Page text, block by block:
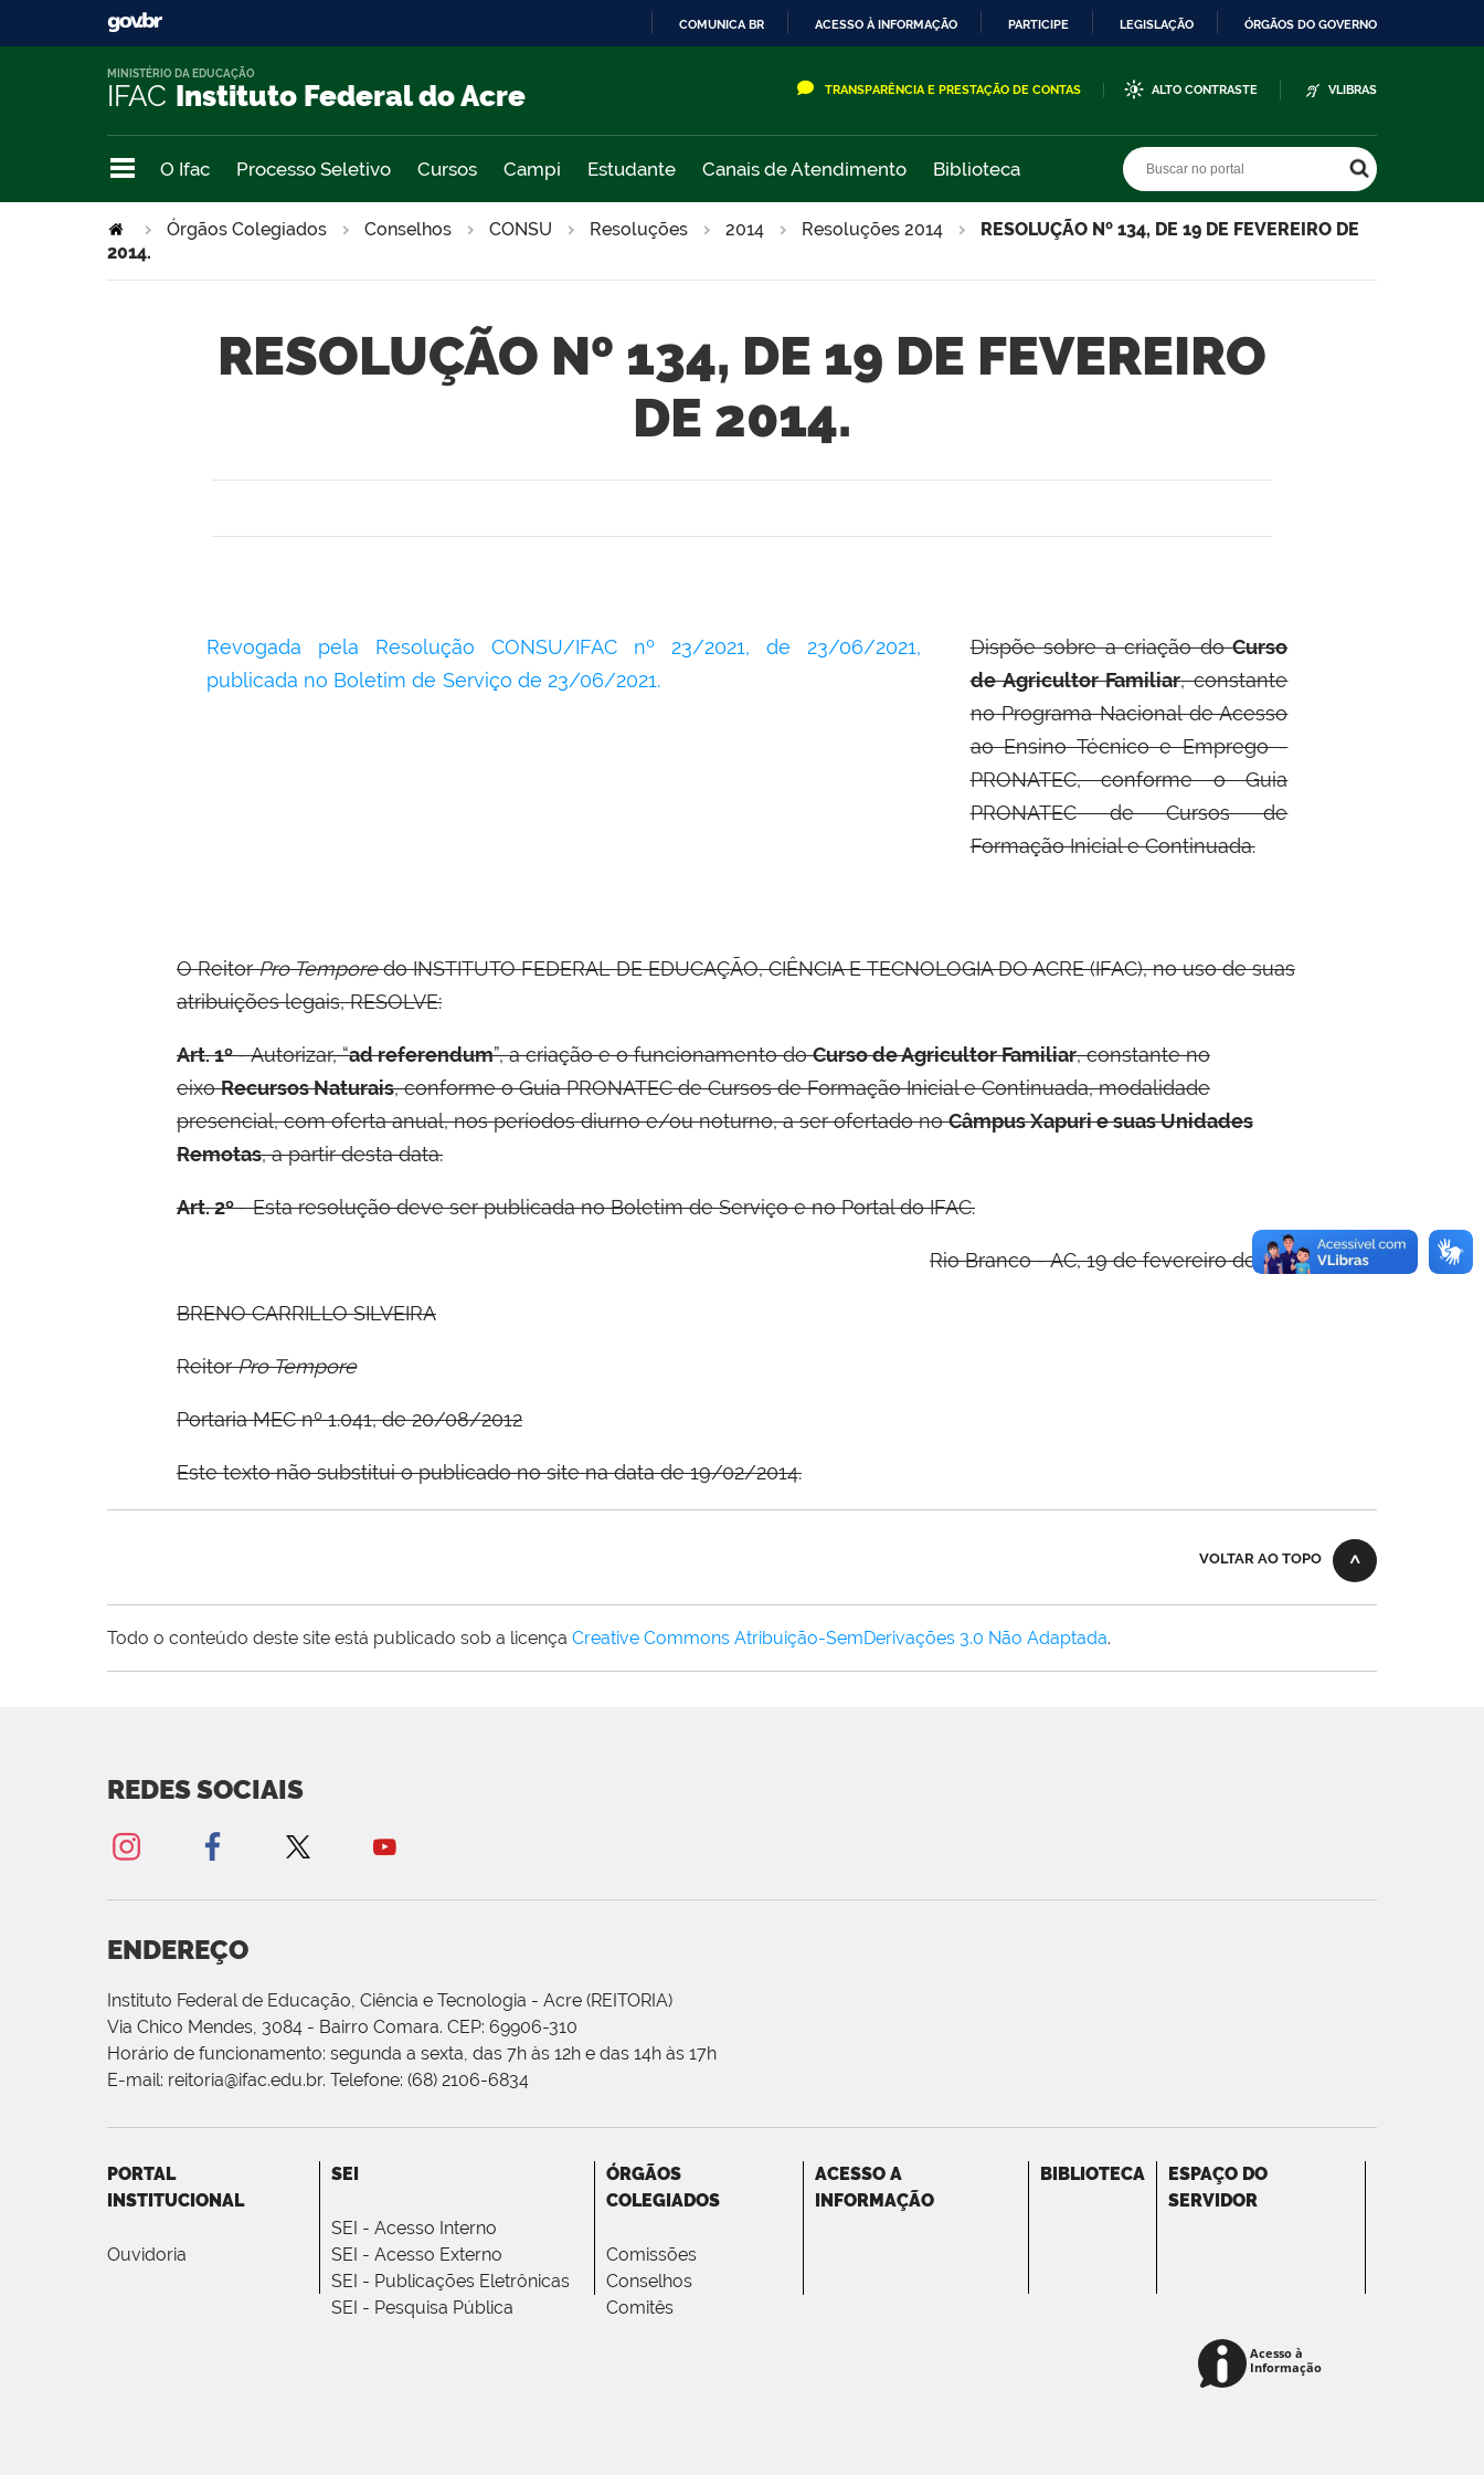
COMUNICA BR ACESSO À INFORMAÇÃO PARTICIPE LEGISLAÇÃO ÓRGÃOS DO GOVERNO
IFAC Instituto Federal do Acre
MINISTÉRIO DA EDUCAÇÃO
TRANSPARÊNCIA E PRESTAÇÃO DE CONTAS ALTO CONTRASTE VLIBRAS
O Ifac Processo Seletivo Cursos Campi Estudante Canais de Atendimento Biblioteca
Órgãos Colegiados Conselhos CONSU Resoluções 2014 Resoluções 2014
RESOLUÇÃO Nº 134, DE 19 DE FEVEREIRO DE
2014.
RESOLUÇÃO Nº 134, DE 19 DE FEVEREIRO
DE 2014.
Revogada pela Resolução CONSU/IFAC nº 23/2021, de 23/06/2021,
publicada no Boletim de Serviço de 23/06/2021.
Dispõe sobre a criação doCurso
de Agricultor Familiar, constante
no Programa Nacional de Acesso
ao Ensino Técnico e Emprego -
PRONATEC, conforme o Guia
PRONATEC de Cursos de
Formação Inicial e Continuada.
O ReitorPro Temporedo INSTITUTO FEDERAL DE EDUCAÇÃO, CIÊNCIA E TECNOLOGIA DO ACRE (IFAC), no uso de suas
atribuições legais, RESOLVE:
Art. 1º- Autorizar, “ad referendum”, a criação e o funcionamento doCurso de Agricultor Familiar, constante no
eixoRecursos Naturais, conforme o Guia PRONATEC de Cursos de Formação Inicial e Continuada, modalidade
presencial, com oferta anual, nos períodos diurno e/ou noturno, a ser ofertado noCâmpus Xapuri e suas Unidades
Remotas, a partir desta data.
Art. 2º- Esta resolução deve ser publicada no Boletim de Serviço e no Portal do IFAC.
Rio Branco - AC, 19 de fevereiro de 2014.
BRENO CARRILLO SILVEIRA
ReitorPro Tempore
Portaria MEC nº 1.041, de 20/08/2012
Este texto não substitui o publicado no site na data de 19/02/2014.
VOLTAR AO TOPO
Todo o conteúdo deste site está publicado sob a licença Creative Commons Atribuição-SemDerivações 3.0 Não Adaptada.
REDES SOCIAIS
ENDEREÇO
Instituto Federal de Educação, Ciência e Tecnologia - Acre (REITORIA)
Via Chico Mendes, 3084 - Bairro Comara. CEP: 69906-310
Horário de funcionamento: segunda a sexta, das 7h às 12h e das 14h às 17h
E-mail: reitoria@ifac.edu.br. Telefone: (68) 2106-6834
PORTAL
INSTITUCIONAL
Ouvidoria
SEI
SEI - Acesso Interno
SEI - Acesso Externo
SEI - Publicações Eletrônicas
SEI - Pesquisa Pública
ÓRGÃOS
COLEGIADOS
Comissões
Conselhos
Comitês
ACESSO A
INFORMAÇÃO
BIBLIOTECA
ESPAÇO DO
SERVIDOR